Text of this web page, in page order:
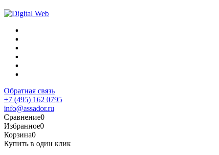
Обратная связь
+7 (495) 162 0795
info@assador.ru
Сравнение0
Избранное0
Корзина0
Купить в один клик